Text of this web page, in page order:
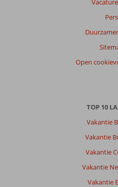
Pers
Open
TOP 10
Vakantie
Vakantie
Vakantie
Vakantie
Vakantie